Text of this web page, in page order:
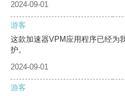
2024-09-01
游客
这款加速器VPM应用程序已经为
护。
2024-09-01
游客